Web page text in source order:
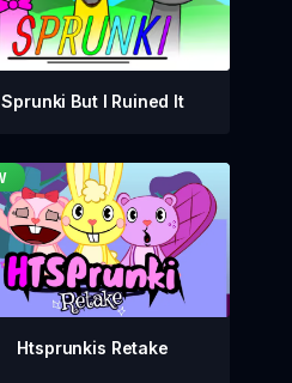
Sprunki But I Ruined It
Htsprunkis Retake